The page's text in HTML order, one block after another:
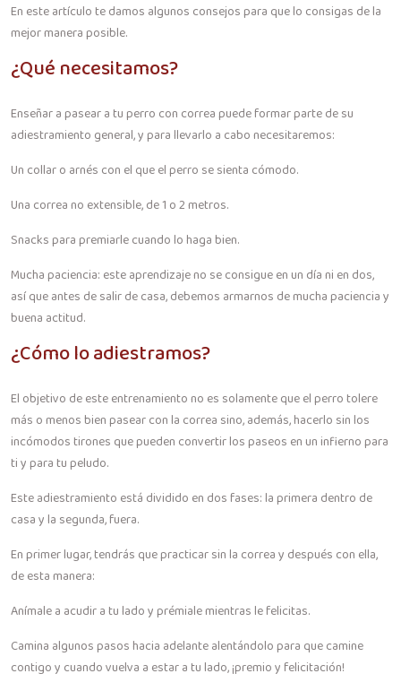
En este artículo te damos algunos consejos para que lo consigas de la
mejor manera posible.
¿Qué necesitamos?
Enseñar a pasear a tu perro con correa puede formar parte de su
adiestramiento general, y para llevarlo a cabo necesitaremos:
Un collar o arnés con el que el perro se sienta cómodo.
Una correa no extensible, de 1 o 2 metros.
Snacks para premiarle cuando lo haga bien.
Mucha paciencia: este aprendizaje no se consigue en un día ni en dos,
así que antes de salir de casa, debemos armarnos de mucha paciencia y
buena actitud.
¿Cómo lo adiestramos?
El objetivo de este entrenamiento no es solamente que el perro tolere
más o menos bien pasear con la correa sino, además, hacerlo sin los
incómodos tirones que pueden convertir los paseos en un infierno para
ti y para tu peludo.
Este adiestramiento está dividido en dos fases: la primera dentro de
casa y la segunda, fuera.
En primer lugar, tendrás que practicar sin la correa y después con ella,
de esta manera:
Anímale a acudir a tu lado y prémiale mientras le felicitas.
Camina algunos pasos hacia adelante alentándolo para que camine
contigo y cuando vuelva a estar a tu lado, ¡premio y felicitación!